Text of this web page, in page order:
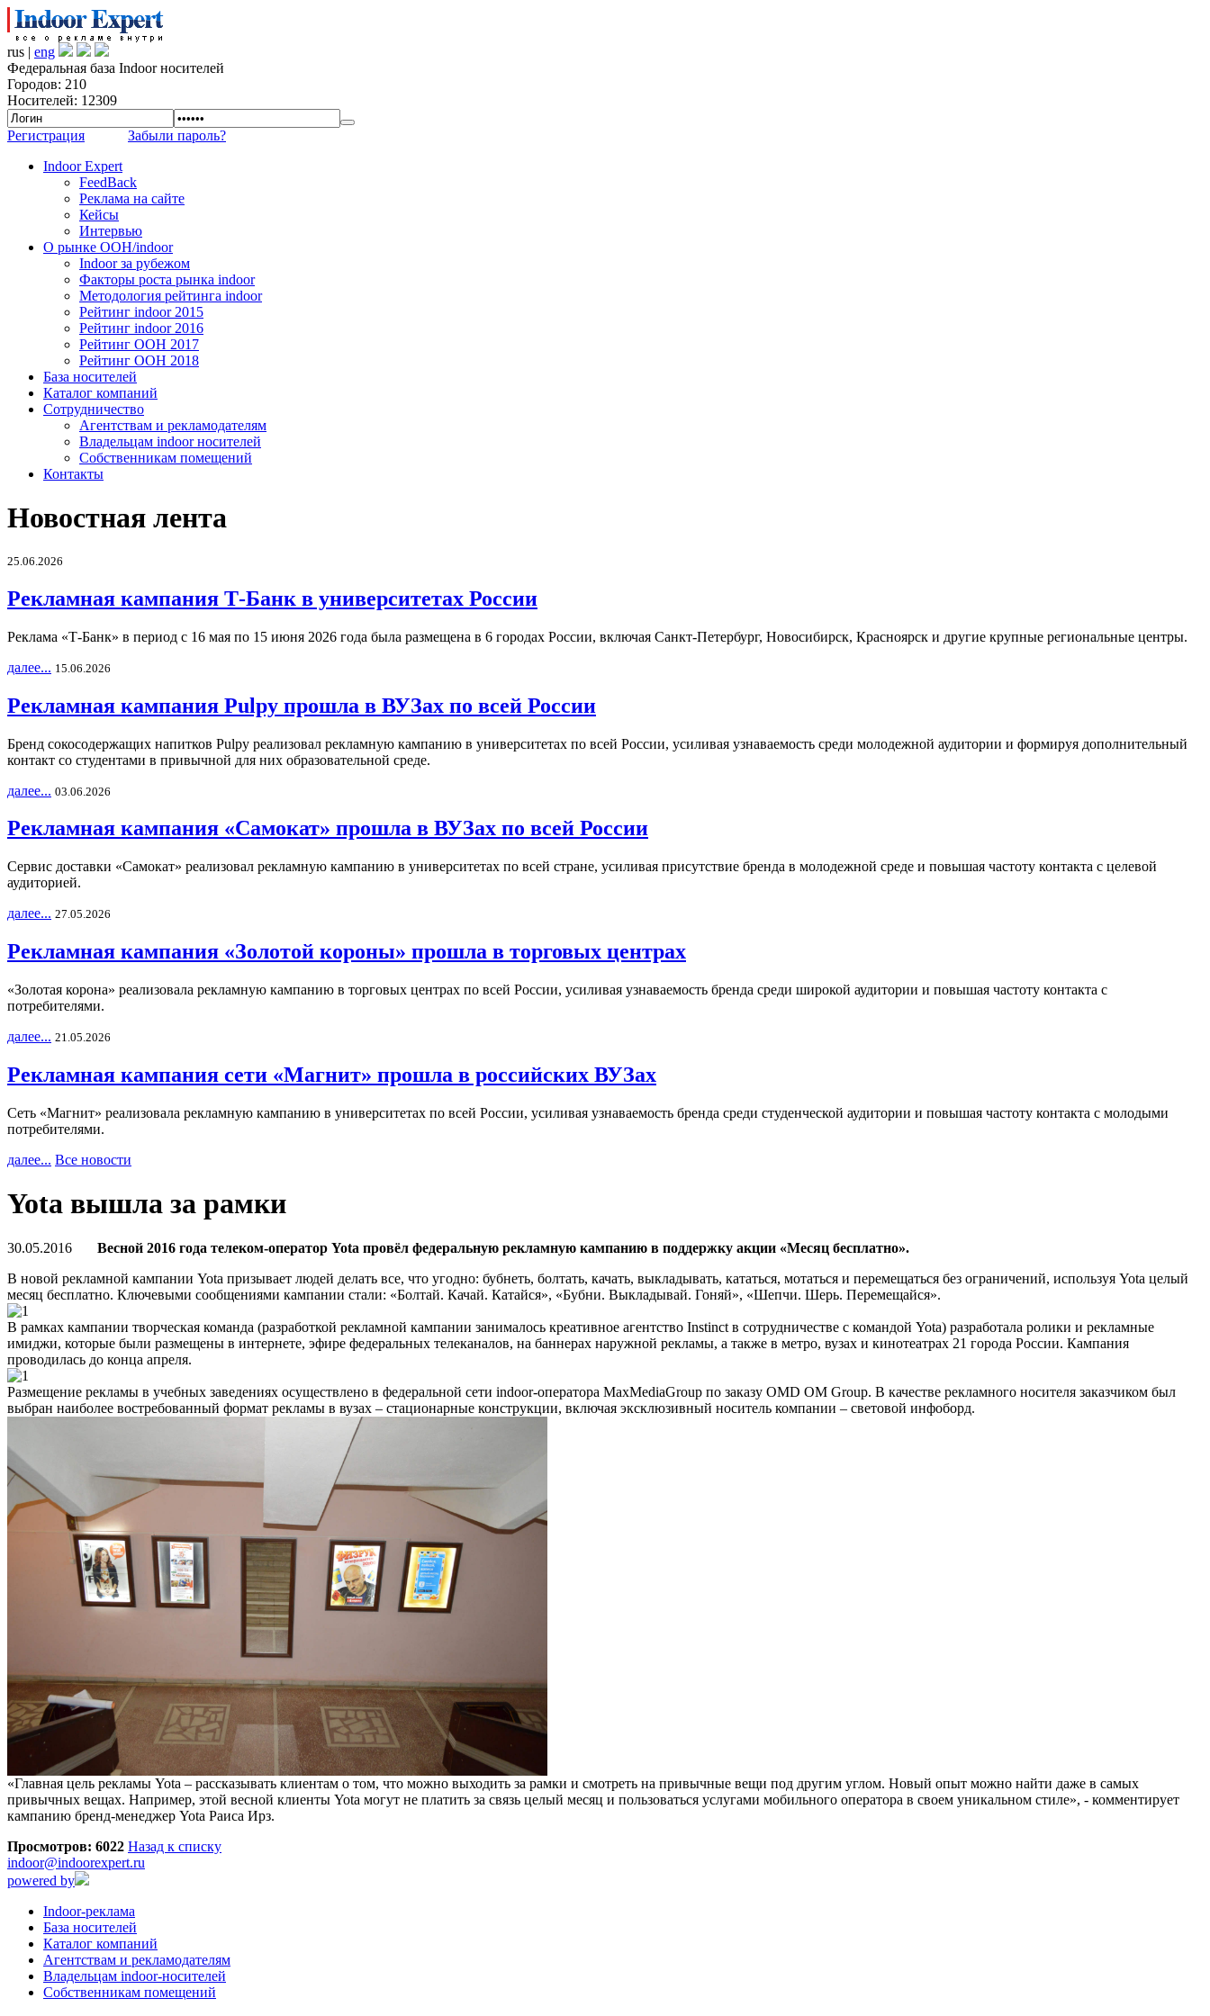
rus | eng
Федеральная база Indoor носителей
Городов: 210
Носителей: 12309
Регистрация
Забыли пароль?
Indoor Expert
FeedBack
Реклама на сайте
Кейсы
Интервью
О рынке OOH/indoor
Indoor за рубежом
Факторы роста рынка indoor
Методология рейтинга indoor
Рейтинг indoor 2015
Рейтинг indoor 2016
Рейтинг OOH 2017
Рейтинг OOH 2018
База носителей
Каталог компаний
Сотрудничество
Агентствам и рекламодателям
Владельцам indoor носителей
Собственникам помещений
Контакты
Новостная лента
25.06.2026
Рекламная кампания Т-Банк в университетах России
Реклама «Т-Банк» в период с 16 мая по 15 июня 2026 года была размещена в 6 городах России, включая Санкт-Петербург, Новосибирск, Красноярск и другие крупные региональные центры.
далее... 15.06.2026
Рекламная кампания Pulpy прошла в ВУЗах по всей России
Бренд сокосодержащих напитков Pulpy реализовал рекламную кампанию в университетах по всей России, усиливая узнаваемость среди молодежной аудитории и формируя дополнительный
контакт со студентами в привычной для них образовательной среде.
далее... 03.06.2026
Рекламная кампания «Самокат» прошла в ВУЗах по всей России
Сервис доставки «Самокат» реализовал рекламную кампанию в университетах по всей стране, усиливая присутствие бренда в молодежной среде и повышая частоту контакта с целевой
аудиторией.
далее... 27.05.2026
Рекламная кампания «Золотой короны» прошла в торговых центрах
«Золотая корона» реализовала рекламную кампанию в торговых центрах по всей России, усиливая узнаваемость бренда среди широкой аудитории и повышая частоту контакта с
потребителями.
далее... 21.05.2026
Рекламная кампания сети «Магнит» прошла в российских ВУЗах
Сеть «Магнит» реализовала рекламную кампанию в университетах по всей России, усиливая узнаваемость бренда среди студенческой аудитории и повышая частоту контакта с молодыми
потребителями.
далее... Все новости
Yota вышла за рамки
30.05.2016
Весной 2016 года телеком-оператор Yota провёл федеральную рекламную кампанию в поддержку акции «Месяц бесплатно».
В новой рекламной кампании Yota призывает людей делать все, что угодно: бубнеть, болтать, качать, выкладывать, кататься, мотаться и перемещаться без ограничений, используя Yota целый
месяц бесплатно. Ключевыми сообщениями кампании стали: «Болтай. Качай. Катайся», «Бубни. Выкладывай. Гоняй», «Шепчи. Шерь. Перемещайся».
В рамках кампании творческая команда (разработкой рекламной кампании занималось креативное агентство Instinct в сотрудничестве с командой Yota) разработала ролики и рекламные
имиджи, которые были размещены в интернете, эфире федеральных телеканалов, на баннерах наружной рекламы, а также в метро, вузах и кинотеатрах 21 города России. Кампания
проводилась до конца апреля.
Размещение рекламы в учебных заведениях осуществлено в федеральной сети indoor-оператора MaxMediaGroup по заказу OMD OM Group. В качестве рекламного носителя заказчиком был
выбран наиболее востребованный формат рекламы в вузах – стационарные конструкции, включая эксклюзивный носитель компании – световой инфоборд.
«Главная цель рекламы Yota – рассказывать клиентам о том, что можно выходить за рамки и смотреть на привычные вещи под другим углом. Новый опыт можно найти даже в самых
привычных вещах. Например, этой весной клиенты Yota могут не платить за связь целый месяц и пользоваться услугами мобильного оператора в своем уникальном стиле», - комментирует
кампанию бренд-менеджер Yota Раиса Ирз.
Просмотров: 6022 Назад к списку
indoor@indoorexpert.ru
powered by
Indoor-реклама
База носителей
Каталог компаний
Агентствам и рекламодателям
Владельцам indoor-носителей
Собственникам помещений